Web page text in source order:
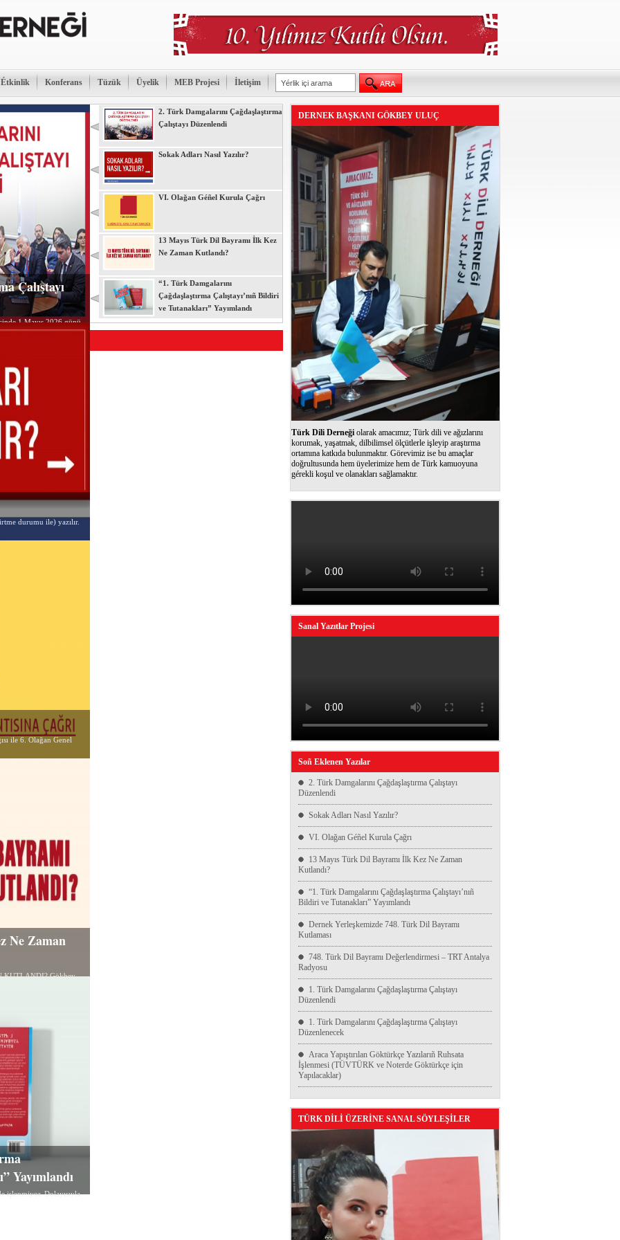
Étkinlik Konferans Tüzük Üyelik MEB Projesi İletişim
2. Türk Damgalarını Çağdaşlaştırma
Çalıştayı Düzenlendi
Sokak Adları Nasıl Yazılır?
VI. Olağan Géñel Kurula Çağrı
13 Mayıs Türk Dil Bayramı İlk Kez
Ne Zaman Kutlandı?
“1. Türk Damgalarını
Çağdaşlaştırma Çalıştayı’nıñ Bildiri
ve Tutanakları” Yayımlandı
Çalıştayı
1 Mayıs 2026 günü
durumu ile) yazılır.
ile 6. Olağan Genel
Ne Zaman
KUTLANDI? Gökbey
Yayımlandı
işlenmiyor. Dolayısıyla
DERNEK BAŞKANI GÖKBEY ULUÇ
Türk Dili Derneği olarak amacımız; Türk dili ve ağızlarını
korumak, yaşatmak, dilbilimsel ölçütlerle işleyip araştırma
ortamına katkıda bulunmaktır. Görevimiz ise bu amaçlar
doğrultusunda hem üyelerimize hem de Türk kamuoyuna
gérekli koşul ve olanakları sağlamaktır.
Sanal Yazıtlar Projesi
Soñ Eklenen Yazılar
2. Türk Damgalarını Çağdaşlaştırma Çalıştayı
Düzenlendi
Sokak Adları Nasıl Yazılır?
VI. Olağan Géñel Kurula Çağrı
13 Mayıs Türk Dil Bayramı İlk Kez Ne Zaman
Kutlandı?
“1. Türk Damgalarını Çağdaşlaştırma Çalıştayı’nıñ
Bildiri ve Tutanakları” Yayımlandı
Dernek Yerleşkemizde 748. Türk Dil Bayramı
Kutlaması
748. Türk Dil Bayramı Değerlendirmesi – TRT Antalya
Radyosu
1. Türk Damgalarını Çağdaşlaştırma Çalıştayı
Düzenlendi
1. Türk Damgalarını Çağdaşlaştırma Çalıştayı
Düzenlenecek
Araca Yapıştırılan Göktürkçe Yazılarıñ Ruhsata
İşlenmesi (TÜVTÜRK ve Noterde Göktürkçe için
Yapılacaklar)
TÜRK DİLİ ÜZERİNE SANAL SÖYLEŞİLER